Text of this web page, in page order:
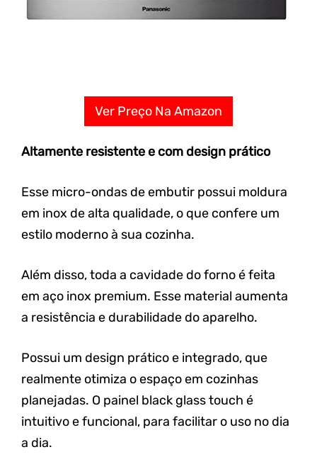
Ver Preço Na Amazon
Altamente resistente e com design prático
Esse micro-ondas de embutir possui moldura
em inox de alta qualidade, o que confere um
estilo moderno à sua cozinha.
Além disso, toda a cavidade do forno é feita
em aço inox premium. Esse material aumenta
a resistência e durabilidade do aparelho.
Possui um design prático e integrado, que
realmente otimiza o espaço em cozinhas
planejadas. O painel black glass touch é
intuitivo e funcional, para facilitar o uso no dia
a dia.